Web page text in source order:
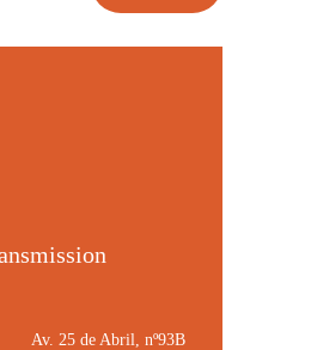
Av. 25 de Abril, nº93B